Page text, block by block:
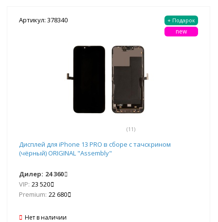
Артикул: 378340
(11)
+ Подарок
new
Дисплей для iPhone 13 PRO в сборе с тачскрином
(чёрный) ORIGINAL "Assembly"
Дилер: 24 360
VIP: 23 520
Premium: 22 680
Нет в наличии